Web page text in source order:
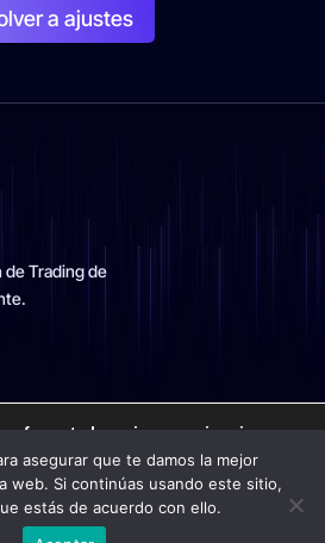
a ajustes
de Trading de
ofrecerte la mejor experiencia en
qué cookies utilizamos o
asegurar que te damos la mejor
web. Si continúas usando este sitio,
estás de acuerdo con ello.